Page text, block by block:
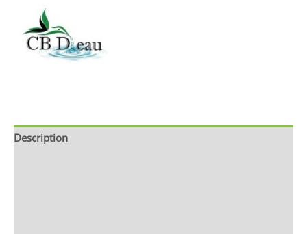
Description